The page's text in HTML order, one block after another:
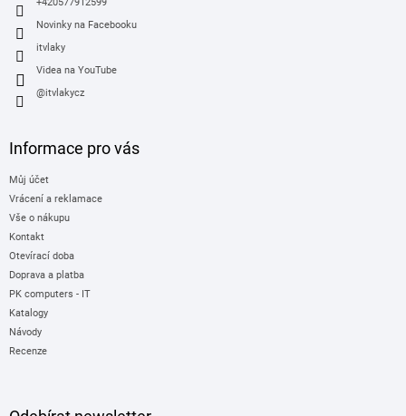
Novinky na Facebooku
itvlaky
Videa na YouTube
@itvlakycz
Informace pro vás
Můj účet
Vrácení a reklamace
Vše o nákupu
Kontakt
Otevírací doba
Doprava a platba
PK computers - IT
Katalogy
Návody
Recenze